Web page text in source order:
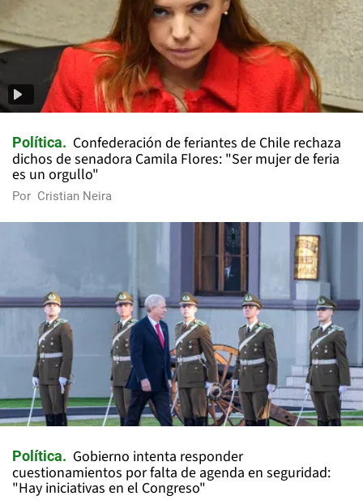
Política
Confederación de feriantes de Chile rechaza
dichos de senadora Camila Flores: "Ser mujer de feria
es un orgullo"
Por Cristian Neira
Política
Gobierno intenta responder
cuestionamientos por falta de agenda en seguridad:
"Hay iniciativas en el Congreso"